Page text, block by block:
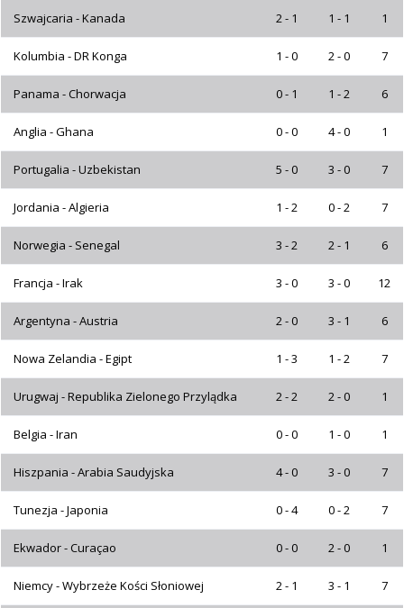
Szwajcaria - Kanada 2 - 1 1 - 1 1
Kolumbia - DR Konga 1 - 0 2 - 0 7
Panama - Chorwacja 0 - 1 1 - 2 6
Anglia - Ghana 0 - 0 4 - 0 1
Portugalia - Uzbekistan 5 - 0 3 - 0 7
Jordania - Algieria 1 - 2 0 - 2 7
Norwegia - Senegal 3 - 2 2 - 1 6
Francja - Irak 3 - 0 3 - 0 12
Argentyna - Austria 2 - 0 3 - 1 6
Nowa Zelandia - Egipt 1 - 3 1 - 2 7
Urugwaj - Republika Zielonego Przylądka 2 - 2 2 - 0 1
Belgia - Iran 0 - 0 1 - 0 1
Hiszpania - Arabia Saudyjska 4 - 0 3 - 0 7
Tunezja - Japonia 0 - 4 0 - 2 7
Ekwador - Curaçao 0 - 0 2 - 0 1
Niemcy - Wybrzeże Kości Słoniowej 2 - 1 3 - 1 7